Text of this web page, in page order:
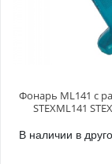
Фонарь ML141 с
STEXML141
В наличии в